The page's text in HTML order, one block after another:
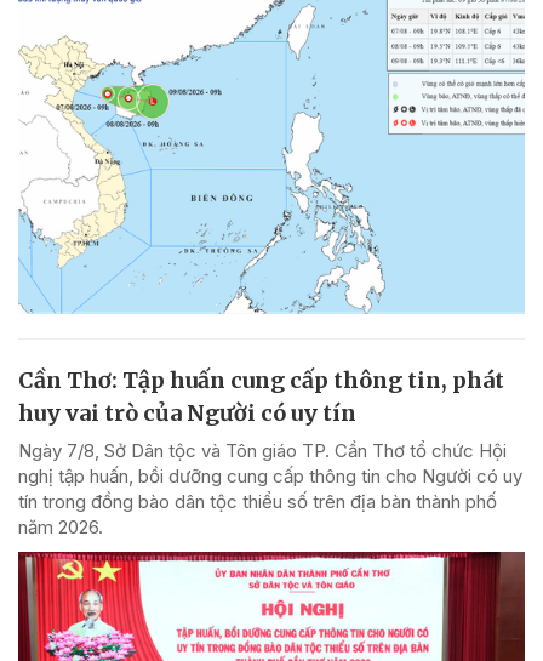
Cần Thơ: Tập huấn cung cấp thông tin, phát
huy vai trò của Người có uy tín
Ngày 7/8, Sở Dân tộc và Tôn giáo TP. Cần Thơ tổ chức Hội
nghị tập huấn, bồi dưỡng cung cấp thông tin cho Người có uy
tín trong đồng bào dân tộc thiểu số trên địa bàn thành phố
năm 2026.